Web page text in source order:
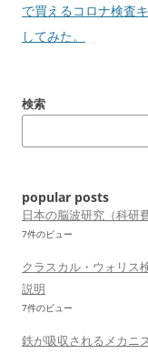
稿
ナ
ー
で買えるコロナ検査
してみた。
検索
popular posts
日本の脳波研究（科研
7件のビュー
クラスカル・ウォリス
説明
7件のビュー
鉄が吸収されるメカニ